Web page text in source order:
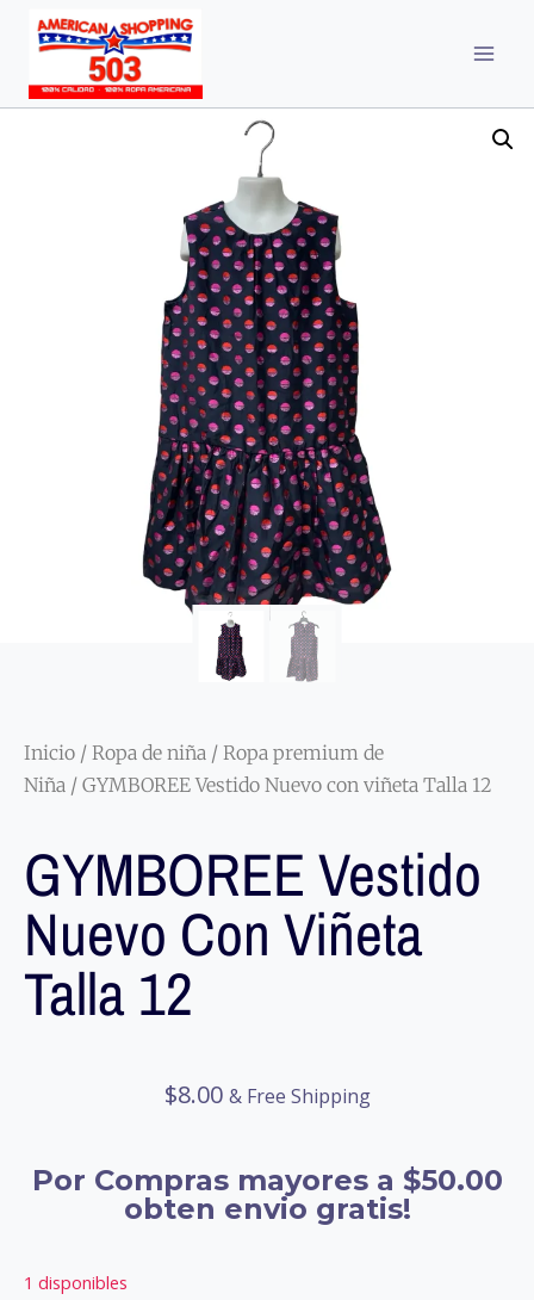
Inicio / Ropa de niña / Ropa premium de
Niña / GYMBOREE Vestido Nuevo con viñeta Talla 12
GYMBOREE Vestido
Nuevo Con Viñeta
Talla 12
$8.00 & Free Shipping
Por Compras mayores a $50.00
obten envio gratis!
1 disponibles